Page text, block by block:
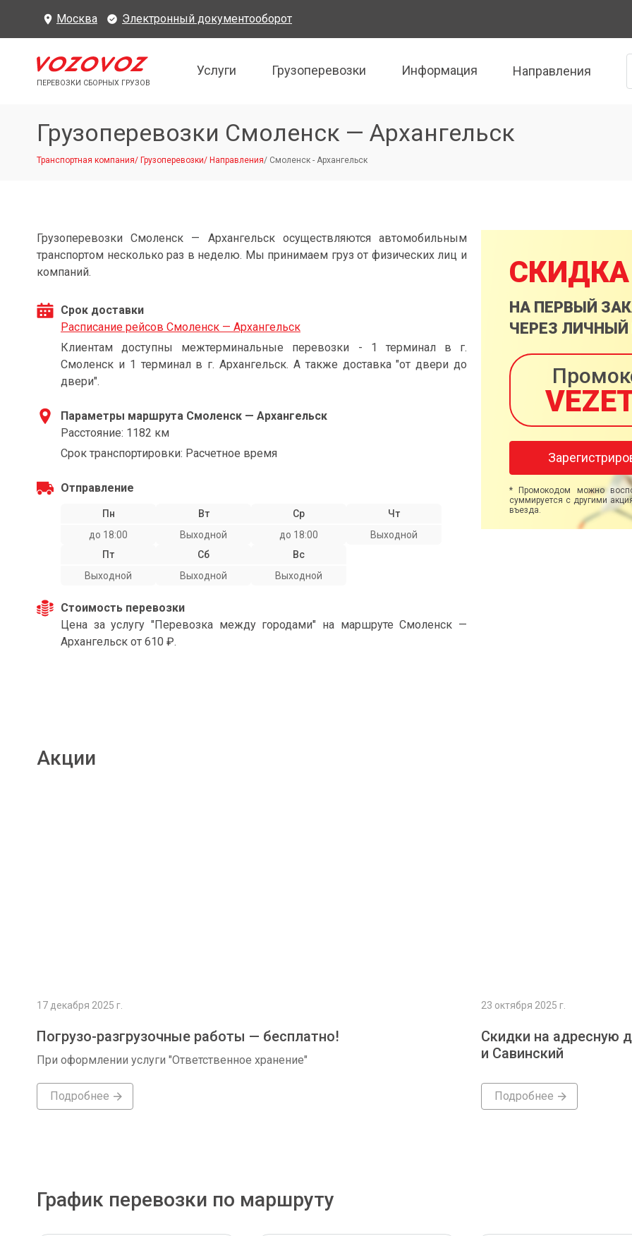
Москва Электронный документооборот
ПЕРЕВОЗКИ СБОРНЫХ ГРУЗОВ
Услуги Грузоперевозки Информация Направления
Грузоперевозки Смоленск — Архангельск
Транспортная компания/ Грузоперевозки/ Направления/ Смоленск - Архангельск
Грузоперевозки Смоленск — Архангельск осуществляются автомобильным
транспортом несколько раз в неделю. Мы принимаем груз от физических лиц и
компаний.
Срок доставки
Расписание рейсов Смоленск — Архангельск
Клиентам доступны межтерминальные перевозки - 1 терминал в г.
Смоленск и 1 терминал в г. Архангельск. А также доставка "от двери до
двери".
Параметры маршрута Смоленск — Архангельск
Расстояние: 1182 км
Срок транспортировки: Расчетное время
Отправление
Пн
до 18:00
Вт
Выходной
Ср
до 18:00
Чт
Выходной
Пт
Выходной
Сб
Выходной
Вс
Выходной
Стоимость перевозки
Цена за услугу "Перевозка между городами" на маршруте Смоленск —
Архангельск от 610 ₽.
СКИДКА
НА ПЕРВЫЙ
ЧЕРЕЗ ЛИЧНЫЙ
* Промокодом можно
суммируется с другими
въезда.
Акции
17 декабря 2025 г.
Погрузо-разгрузочные работы — бесплатно!
При оформлении услуги "Ответственное хранение"
Подробнее
23 октября 2025 г.
Скидки на адресную
и Савинский
Подробнее
График перевозки по маршруту